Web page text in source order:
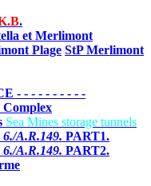
.
et Merlimont
Plage StP Merlimont
- - - - - - - - - -
Sea Mines storage tunnels
6./A.R.149. PART1.
6./A.R.149. PART2.